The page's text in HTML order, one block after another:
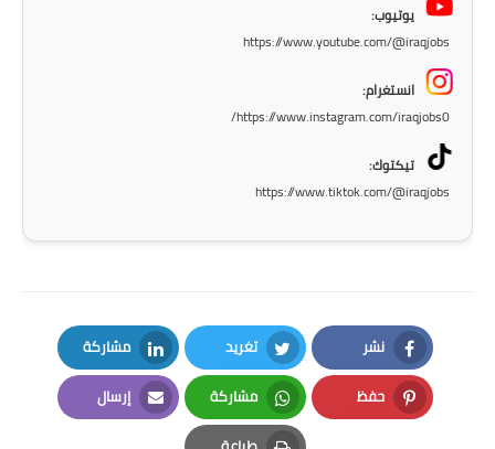
المرحلة الابتدائية
المرحلة المتوسطة
يوتيوب:
https://www.youtube.com/@iraqjobs
انستغرام:
https://www.instagram.com/iraqjobs0/
تيكتوك:
https://www.tiktok.com/@iraqjobs
نشر
Facebook
تغريد
Twitter
مشاركة
LinkedIn
حفظ
Pinterest
مشاركة
Whatsapp
إرسال
Email